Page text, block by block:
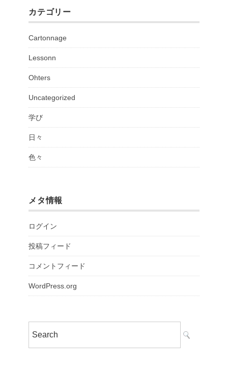
カテゴリー
Cartonnage
Lessonn
Ohters
Uncategorized
学び
日々
色々
メタ情報
ログイン
投稿フィード
コメントフィード
WordPress.org